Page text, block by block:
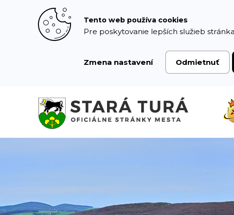
Tento web používa cookies
Pre poskytovanie lepších služieb
Zmena nastavení Odmietnuť